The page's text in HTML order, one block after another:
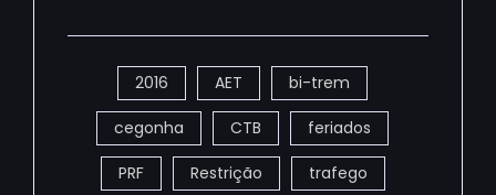
2016 AET bi-trem
cegonha CTB feriados
PRF Restrição trafego